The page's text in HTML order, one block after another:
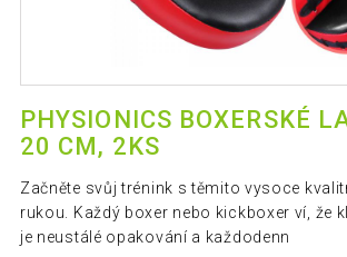
PHYSIONICS BOXERSKÉ
20 CM, 2KS
Začněte svůj trénink s těmito vysoce
rukou. Každý boxer nebo kickboxer ví, že
je neustálé opakování a každodenn